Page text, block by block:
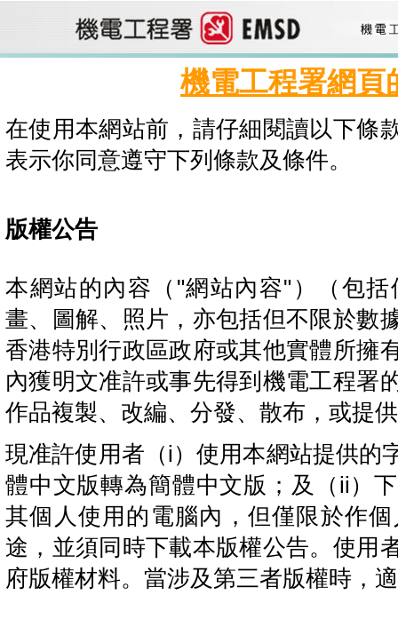
機電工程署網頁
在使用本網站前，請仔細閱讀以下條
表示你同意遵守下列條款及條件。
版權公告
本網站的內容（"網站內容"）（包
畫、圖解、照片，亦包括但不限於數
香港特別行政區政府或其他實體所擁
內獲明文准許或事先得到機電工程署
作品複製、改編、分發、散布，或提
現准許使用者（i）使用本網站提供的
體中文版轉為簡體中文版；及（ii）
其個人使用的電腦內，但僅限於作
途，並須同時下載本版權公告。使用
府版權材料。當涉及第三者版權時，